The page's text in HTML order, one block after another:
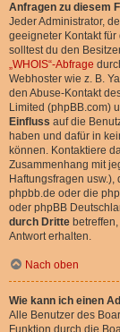
Anfragen zu diesem
Jeder Administrator,
geeigneter Kontakt
solltest du den
„WHOIS“-Abfrage
Webhoster wie z. B.
den Abuse-Kontakt
Limited (phpBB.com)
Einfluss auf die
haben und dafür in
können. Kontaktiere
Zusammenhang mit
Haftungsfragen usw.),
phpbb.de oder die
oder phpBB
durch Dritte
Antwort erhalten.
Nach oben
Wie kann ich einen
Alle Benutzer des
Funktion durch die